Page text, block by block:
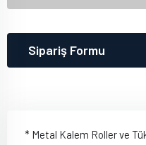
Sipariş Formu
* Metal Kalem Roller ve